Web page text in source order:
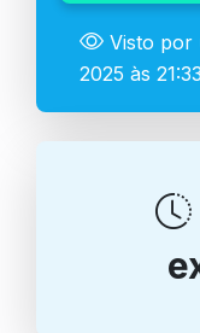
Visto por
2025 às 21:33